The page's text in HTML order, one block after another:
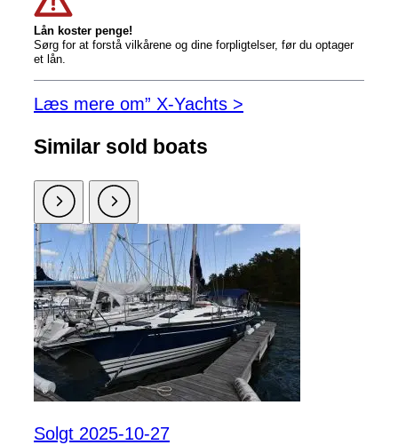
Lån koster penge!
Sørg for at forstå vilkårene og dine forpligtelser, før du optager
et lån.
Læs mere om” X-Yachts >
Similar sold boats
Solgt 2025-10-27